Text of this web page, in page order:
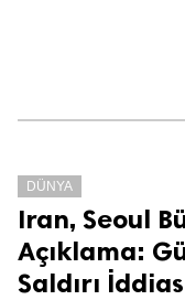
DÜNYA
Iran, Seoul
Açıklama:
Saldırı